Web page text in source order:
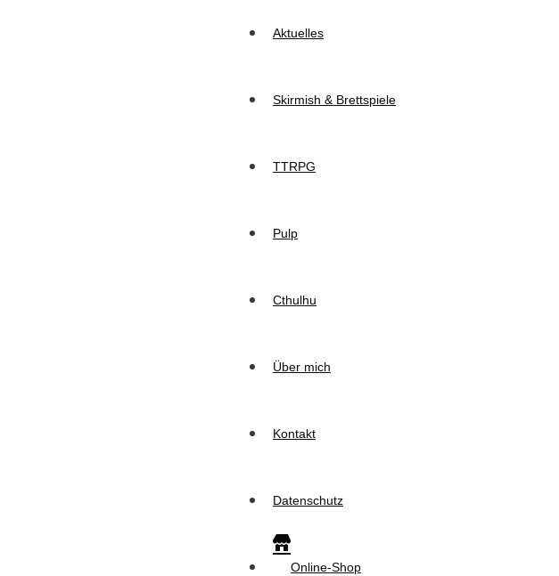
Aktuelles
Skirmish & Brettspiele
TTRPG
Pulp
Cthulhu
Über mich
Kontakt
Datenschutz
Online-Shop